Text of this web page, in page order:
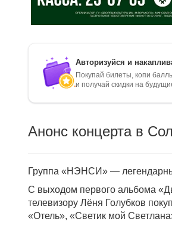
Авторизуйся и
Покупай билеты, копи
и получай скидки на
Анонс концерта в
Группа «НЭНСИ» —
С выходом первого альбома
телевизору Лёня Голубков
«Отель», «Светик мой